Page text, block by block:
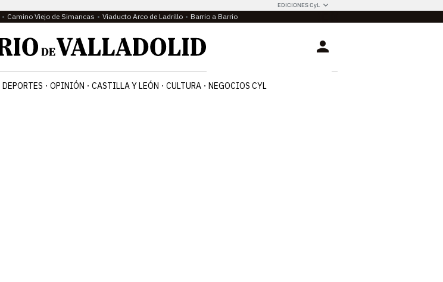
EDICIONES CyL
Camino Viejo de Simancas Viaducto Arco de Ladrillo Barrio a Barrio
Login
DEPORTES OPINIÓN CASTILLA Y LEÓN CULTURA NEGOCIOS CYL